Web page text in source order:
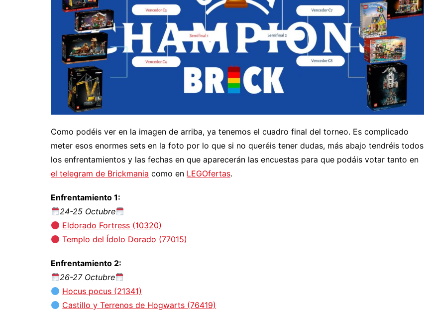
Como podéis ver en la imagen de arriba, ya tenemos el cuadro final del torneo. Es complicado
meter esos enormes sets en la foto por lo que si no queréis tener dudas, más abajo tendréis todos
los enfrentamientos y las fechas en que aparecerán las encuestas para que podáis votar tanto en
el telegram de Brickmania como en LEGOfertas.
Enfrentamiento 1:
24-25 Octubre
Eldorado Fortress (10320)
Templo del Ídolo Dorado (77015)
Enfrentamiento 2:
26-27 Octubre
Hocus pocus (21341)
Castillo y Terrenos de Hogwarts (76419)